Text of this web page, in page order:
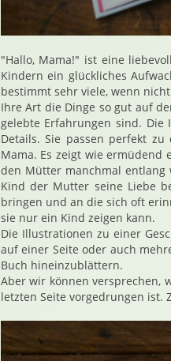
"Hallo, Mama!" ist eine
Kindern ein glückliches
bestimmt sehr viele, wenn
Ihre Art die Dinge so gut auf
gelebte Erfahrungen sind. Die
Details. Sie passen perfekt
Mama. Es zeigt wie ermüdend
den Mütter manchmal entlang
Kind der Mutter seine Liebe
bringen und an die sich oft
sie nur ein Kind zeigen kann.
Die Illustrationen zu einer
auf einer Seite oder auch
Buch hineinzublättern.
Aber wir können versprechen,
letzten Seite vorgedrungen ist.